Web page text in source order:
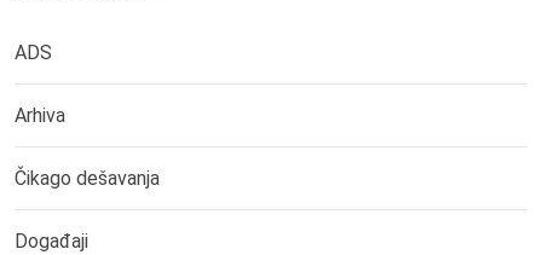
ADS
Arhiva
Čikago dešavanja
Događaji